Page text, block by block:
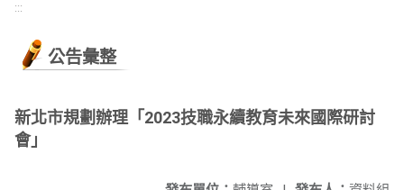
:::
公告彙整
新北市規劃辦理「2023技職永續教育未來國際研討
會」